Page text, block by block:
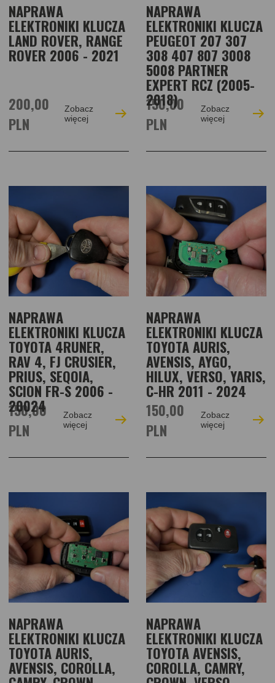
NAPRAWA
ELEKTRONIKI KLUCZA
LAND ROVER, RANGE
ROVER 2006 - 2021
200,00
PLN
Zobacz
więcej
NAPRAWA
ELEKTRONIKI KLUCZA
PEUGEOT 207 307
308 407 807 3008
5008 PARTNER
EXPERT RCZ (2005-
2018)
150,00
PLN
Zobacz
więcej
NAPRAWA
ELEKTRONIKI KLUCZA
TOYOTA 4RUNER,
RAV 4, FJ CRUSIER,
PRIUS, SEQOIA,
SCION FR-S 2006 -
20024
150,00
PLN
Zobacz
więcej
NAPRAWA
ELEKTRONIKI KLUCZA
TOYOTA AURIS,
AVENSIS, AYGO,
HILUX, VERSO, YARIS,
C-HR 2011 - 2024
150,00
PLN
Zobacz
więcej
NAPRAWA
ELEKTRONIKI KLUCZA
TOYOTA AURIS,
AVENSIS, COROLLA,
NAPRAWA
ELEKTRONIKI KLUCZA
TOYOTA AVENSIS,
COROLLA, CAMRY,